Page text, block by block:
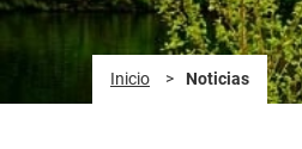
Inicio > Noticias